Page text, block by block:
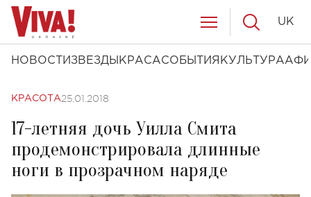
НОВОСТИ ЗВЕЗДЫ КРАСАСОБЫТИЯ КУЛЬТУРА
UK
КРАСОТА25.01.2018
17-летняя дочь Уилла Смита
продемонстрировала длинные
ноги в прозрачном наряде